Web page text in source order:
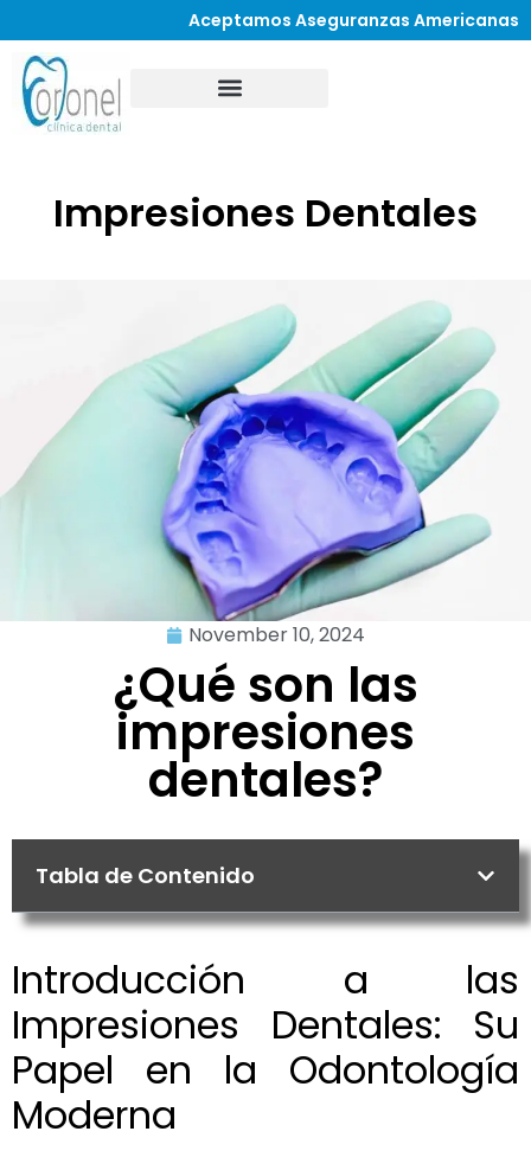
Aceptamos Aseguranzas Americanas
Impresiones Dentales
November 10, 2024
¿Qué son las
impresiones
dentales?
Tabla de Contenido
Introducción a las
Impresiones Dentales: Su
Papel en la Odontología
Moderna